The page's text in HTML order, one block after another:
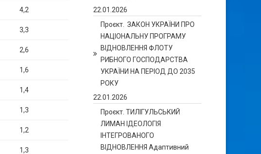
4,2
3,3
2,6
1,6
1,4
1,3
1,2
1,3
22.01.2026
Проєкт. ЗАКОН УКРАЇНИ ПРО
НАЦІОНАЛЬНУ ПРОГРАМУ
ВІДНОВЛЕННЯ ФЛОТУ
РИБНОГО ГОСПОДАРСТВА
УКРАЇНИ НА ПЕРІОД ДО 2035
РОКУ
22.01.2026
Проєкт. ТИЛІГУЛЬСЬКИЙ
ЛИМАН ІДЕОЛОГІЯ
ІНТЕГРОВАНОГО
ВІДНОВЛЕННЯ Адаптивний